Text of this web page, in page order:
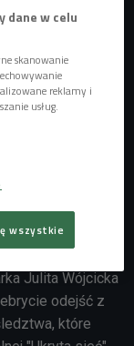
Ginie aktor
Julita Wójcicka
odejść z
które
dane w celu
skanowanie
reklamy i
usług.
wszystkie